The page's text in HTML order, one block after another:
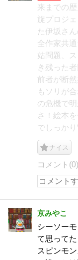
来までの
旋プロジ
た伊坂さ
全作家共
姑問題、
き残った
前者が断
もソリが
の危機で
さ！絵本
でしっか
ナイス
コメント(0)
京みやこ
シーソー
て思って
スピンモ